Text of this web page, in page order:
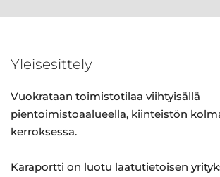
Yleisesittely
Vuokrataan toimistotilaa viihtyisällä
pientoimistoaalueella, kiinteistön
kerroksessa.
Karaportti on luotu laatutietoisen